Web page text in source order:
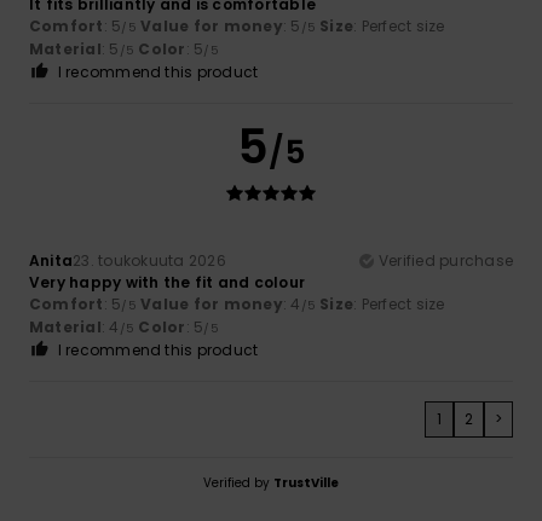
Comfort: 5/5 Value for money: 5 /5 Size: Perfect size
Material: 5 /5 Color: 5/5
I recommend this product
5/5
Anita23. toukokuuta 2026
Verified purchase
Very happy with the fit and colour
Comfort: 5/5 Value for money: 4 /5 Size: Perfect size
Material: 4 /5 Color: 5/5
I recommend this product
1 2 >
Verified by TrustVille